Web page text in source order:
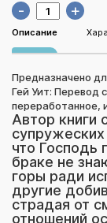
- +
Описание
Предназначено
Гей Уит: Перевод
переработанное,
Автор книги
что Господь
браке не
горы ради
другие
страдая от
отношений